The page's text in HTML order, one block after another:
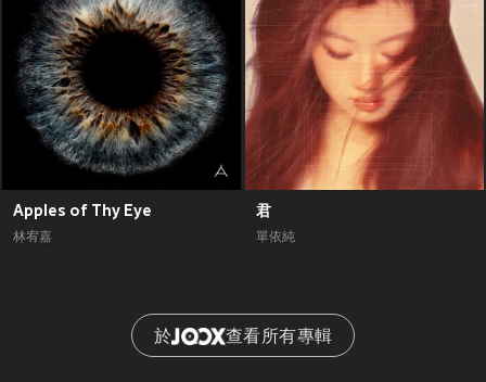
Apples of Thy Eye
林宥嘉
君
單依純
於 查看所有專輯